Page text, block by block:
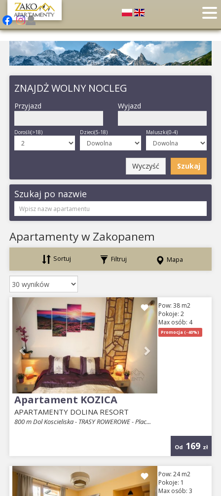
ZNAJDŻ WOLNY NOCLEG
Przyjazd Wyjazd
Dorośli(>18) Dzieci(5-18) Maluszki(0-4)
Szukaj
Wyczyść
Szukaj po nazwie
Apartamenty w Zakopanem
Sortuj Filtruj Mapa
Od 169 zł
Previous NextPow: 38 m2
Pokoje: 2
Max osób: 4
Promocja (-40%)
Apartament KOZICA
APARTAMENTY DOLINA RESORT
800 m Dol Koscieliska - TRASY ROWEROWE - Plac...
Previous NextPow: 24 m2
Pokoje: 1
Max osób: 3